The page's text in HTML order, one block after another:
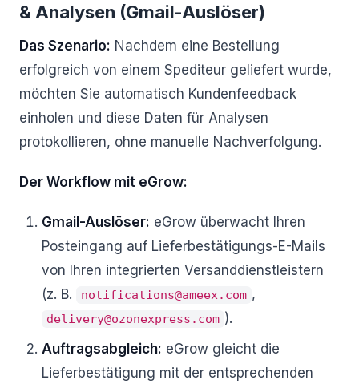
& Analysen (Gmail-Auslöser)
Das Szenario: Nachdem eine Bestellung
erfolgreich von einem Spediteur geliefert wurde,
möchten Sie automatisch Kundenfeedback
einholen und diese Daten für Analysen
protokollieren, ohne manuelle Nachverfolgung.
Der Workflow mit eGrow:
Gmail-Auslöser: eGrow überwacht Ihren
Posteingang auf Lieferbestätigungs-E-Mails
von Ihren integrierten Versanddienstleistern
(z. B.
notifications@ameex.com ,
delivery@ozonexpress.com ).
Auftragsabgleich: eGrow gleicht die
Lieferbestätigung mit der entsprechenden